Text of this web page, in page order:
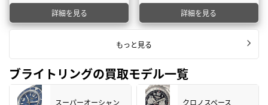
詳細を見る 詳細を見る
もっと見る
ブライトリングの買取モデル一覧
スーパーオーシャン クロノスペース